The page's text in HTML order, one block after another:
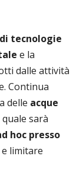
tecnologie
e la
dalle attività
Continua
delle acque
sarà
hoc presso
limitare